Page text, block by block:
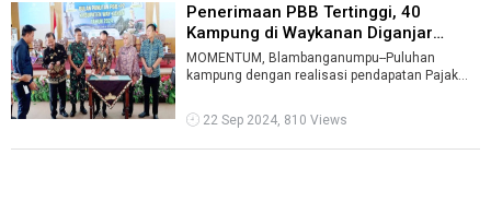
Penerimaan PBB Tertinggi, 40
Kampung di Waykanan Diganjar
Hadiah ...
MOMENTUM, Blambanganumpu--Puluhan
kampung dengan realisasi pendapatan Pajak
penghargaaan door ...
22 Sep 2024, 810 Views